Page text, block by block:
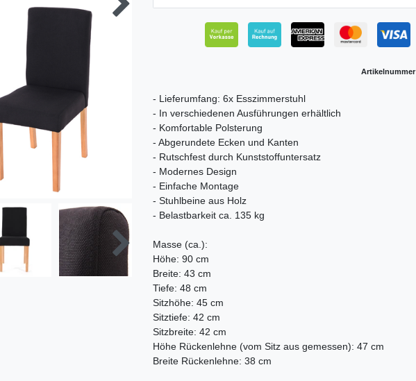
Artikelnummer
- Lieferumfang: 6x Esszimmerstuhl
- In verschiedenen Ausführungen erhältlich
- Komfortable Polsterung
- Abgerundete Ecken und Kanten
- Rutschfest durch Kunststoffuntersatz
- Modernes Design
- Einfache Montage
- Stuhlbeine aus Holz
- Belastbarkeit ca. 135 kg
Masse (ca.):
Höhe: 90 cm
Breite: 43 cm
Tiefe: 48 cm
Sitzhöhe: 45 cm
Sitztiefe: 42 cm
Sitzbreite: 42 cm
Höhe Rückenlehne (vom Sitz aus gemessen): 47 cm
Breite Rückenlehne: 38 cm